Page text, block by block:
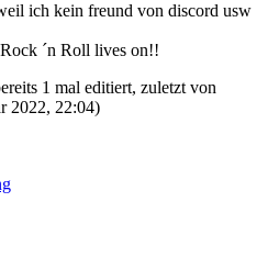
ich kein freund von discord usw
´n Roll lives on!!
1 mal editiert, zuletzt von
2022, 22:04)